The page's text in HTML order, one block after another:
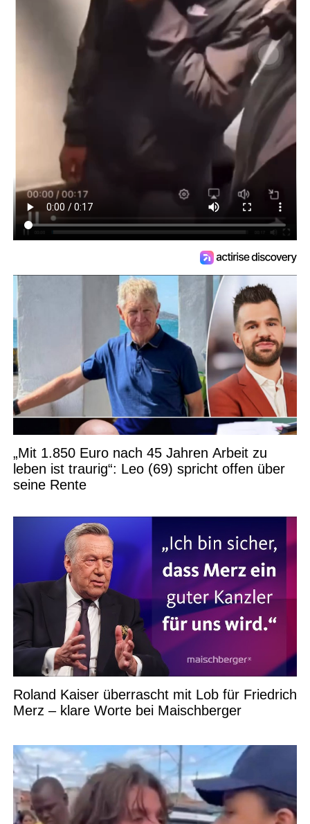
„Mit 1.850 Euro nach 45 Jahren Arbeit zu
leben ist traurig“: Leo (69) spricht offen über
seine Rente
Roland Kaiser überrascht mit Lob für Friedrich
Merz – klare Worte bei Maischberger